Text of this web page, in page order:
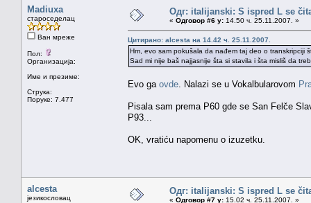
Madiuxa
староседелац
Ван мреже
Пол:
Организација:
Име и презиме:
Струка:
Поруке: 7.477
Одг: italijanski: S ispred L se
« Одговор #6 у: 14.50 ч. 25.11.2007. »
Цитирано: alcesta на 14.42 ч. 25.11.2007.
Hm, evo sam pokušala da nađem taj deo o transkripciji
Sad mi nije baš najjasnije šta si stavila i šta misliš da
Evo ga ovde . Nalazi se u Vokalbularovom
Pisala sam prema P60 gde se San Felče
P93...
OK, vratiću napomenu o izuzetku.
alcesta
језикословац
Одг: italijanski: S ispred L se
« Одговор #7 у: 15.02 ч. 25.11.2007. »